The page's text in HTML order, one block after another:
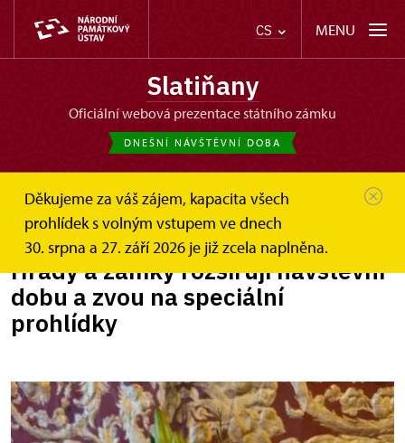
CS MENU
Slatiňany
oficiální webová prezentace státního zámku
DNEŠNÍ NÁVŠTĚVNÍ DOBA
Děkujeme za váš zájem, kapacita všech
prohlídek s volným vstupem ve dnech
30. srpna a 27. září 2026 je již zcela naplněna.
Slatiňany Zprávy Hrady a zámky rozšiřují...
Hrady a zámky rozšiřují návštěvní
dobu a zvou na speciální
prohlídky